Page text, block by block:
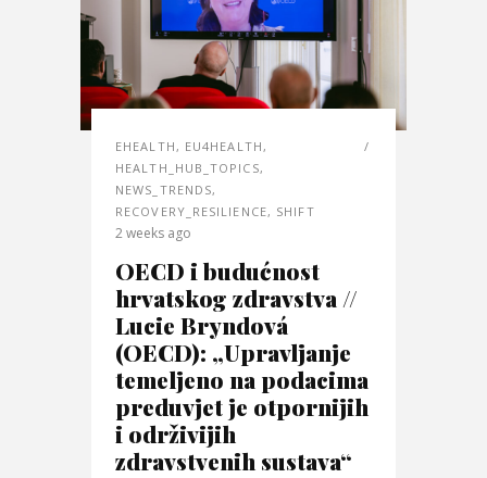
EHEALTH, EU4HEALTH,
HEALTH_HUB_TOPICS,
NEWS_TRENDS,
RECOVERY_RESILIENCE, SHIFT
2 weeks ago
OECD i budućnost
hrvatskog zdravstva //
Lucie Bryndová
(OECD): „Upravljanje
temeljeno na podacima
preduvjet je otpornijih
i održivijih
zdravstvenih sustava“